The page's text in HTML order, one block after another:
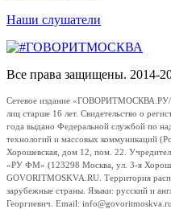
Наши слушатели
Все права защищены. 2014-
Сетевое издание «ГОВОРИТМОСКВА.РУ/
лиц старше 16 лет. Свидетельство о
года выдано Федеральной службой по
технологий и массовых коммуникаций
Хорошевская, дом 12, пом. 22.
«РУ ФМ» (123298 Москва, ул. 3-я
GOVORITMOSKVA.RU. Территория
зарубежные страны. Языки: русский и
Георгиевич. Email: